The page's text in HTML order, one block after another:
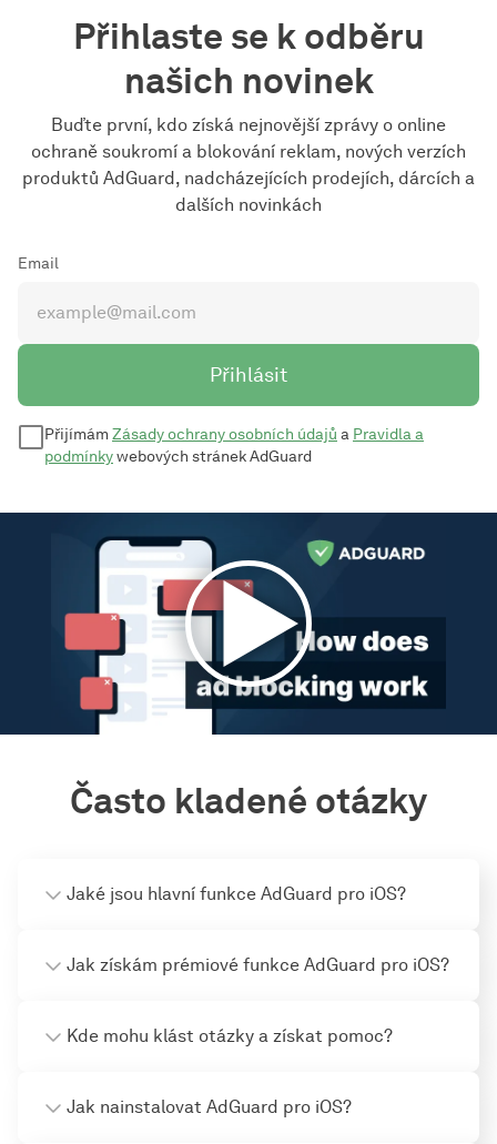
Přihlaste se k odběru
našich novinek
Buďte první, kdo získá nejnovější zprávy o online
ochraně soukromí a blokování reklam, nových verzích
produktů AdGuard, nadcházejících prodejích, dárcích a
dalších novinkách
Email
Přihlásit
Přijímám Zásady ochrany osobních údajů a Pravidla a
podmínkywebových stránek AdGuard
Často kladené otázky
Jaké jsou hlavní funkce AdGuard pro iOS?
Jak získám prémiové funkce AdGuard pro iOS?
Kde mohu klást otázky a získat pomoc?
Jak nainstalovat AdGuard pro iOS?